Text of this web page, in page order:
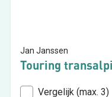
Jan Janssen
Touring
Vergelijk (max. 3)